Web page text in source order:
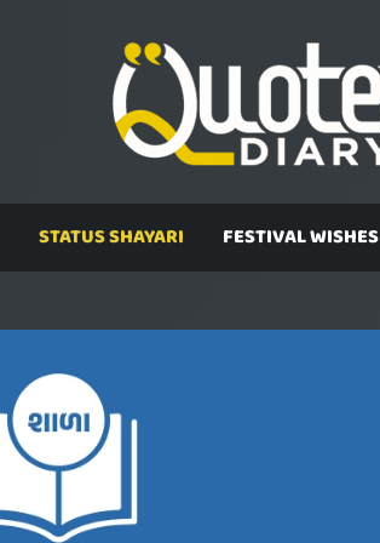
STATUS SHAYARI FESTIVAL WISHES